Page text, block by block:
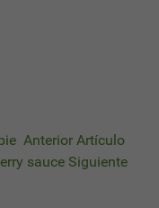
Anterior Artículo
sauce Siguiente